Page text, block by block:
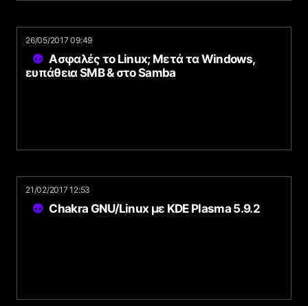
26/05/2017 09:49
Ασφαλές το Linux; Μετά τα Windows,
ευπάθεια SMB & στο Samba
21/02/2017 12:53
Chakra GNU/Linux με KDE Plasma 5.9.2